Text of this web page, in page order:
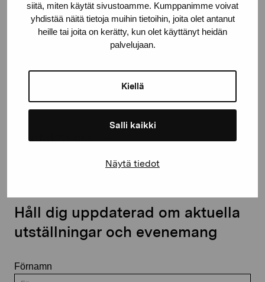
siitä, miten käytät sivustoamme. Kumppanimme voivat
yhdistää näitä tietoja muihin tietoihin, joita olet antanut
heille tai joita on kerätty, kun olet käyttänyt heidän
palvelujaan.
Kiellä
Salli kaikki
Näytä tiedot
Gustav Wasas gata 11
10600 Ekenäs
proartibus@proartibus.fi
Kontakta oss
Håll dig uppdaterad om aktuella
utställningar och evenemang
Förnamn